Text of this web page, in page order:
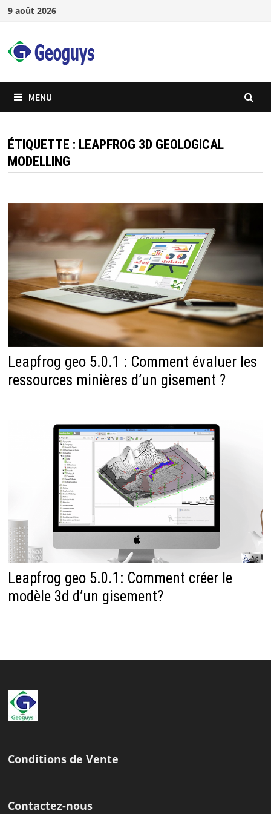
Passer
contenu
9 août 2026
MENU
ÉTIQUETTE : LEAPFROG 3D GEOLOGICAL
MODELLING
Leapfrog geo 5.0.1 : Comment évaluer les
ressources minières d’un gisement ?
Leapfrog geo 5.0.1: Comment créer le
modèle 3d d’un gisement?
Conditions de Vente
Contactez-nous